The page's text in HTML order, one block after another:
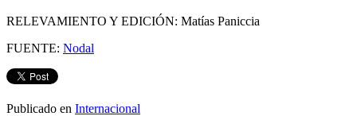
RELEVAMIENTO Y EDICIÓN: Matías Paniccia
FUENTE: Nodal
Publicado en Internacional